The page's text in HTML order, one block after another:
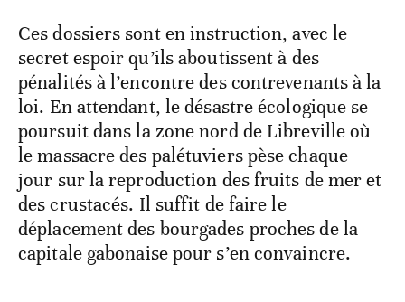
Ces dossiers sont en instruction, avec le
secret espoir qu’ils aboutissent à des
pénalités à l’encontre des contrevenants à la
loi. En attendant, le désastre écologique se
poursuit dans la zone nord de Libreville où
le massacre des palétuviers pèse chaque
jour sur la reproduction des fruits de mer et
des crustacés. Il suffit de faire le
déplacement des bourgades proches de la
capitale gabonaise pour s’en convaincre.